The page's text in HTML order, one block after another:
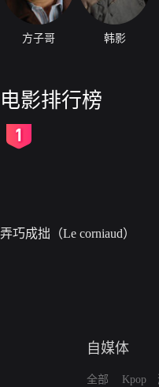
方子哥 韩影
电影排行榜
弄巧成拙（Le corniaud）
自媒体
全部
Kpop